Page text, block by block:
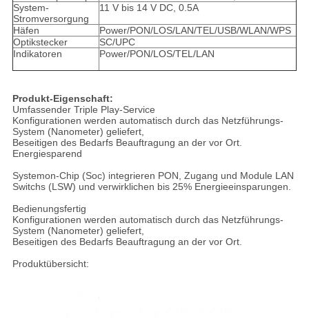
System-
Stromversorgung
11 V bis 14 V DC, 0.5A
Häfen
Power/PON/LOS/LAN/TEL/USB/WLAN/WPS
Optikstecker
SC/UPC
Indikatoren
Power/PON/LOS/TEL/LAN
Produkt-Eigenschaft:
Umfassender Triple Play-Service
Konfigurationen werden automatisch durch das Netzführungs-
System (Nanometer) geliefert,
Beseitigen des Bedarfs Beauftragung an der vor Ort.
Energiesparend
Systemon-Chip (Soc) integrieren PON, Zugang und Module LAN
Switchs (LSW) und verwirklichen bis 25% Energieeinsparungen.
Bedienungsfertig
Konfigurationen werden automatisch durch das Netzführungs-
System (Nanometer) geliefert,
Beseitigen des Bedarfs Beauftragung an der vor Ort.
Produktübersicht: